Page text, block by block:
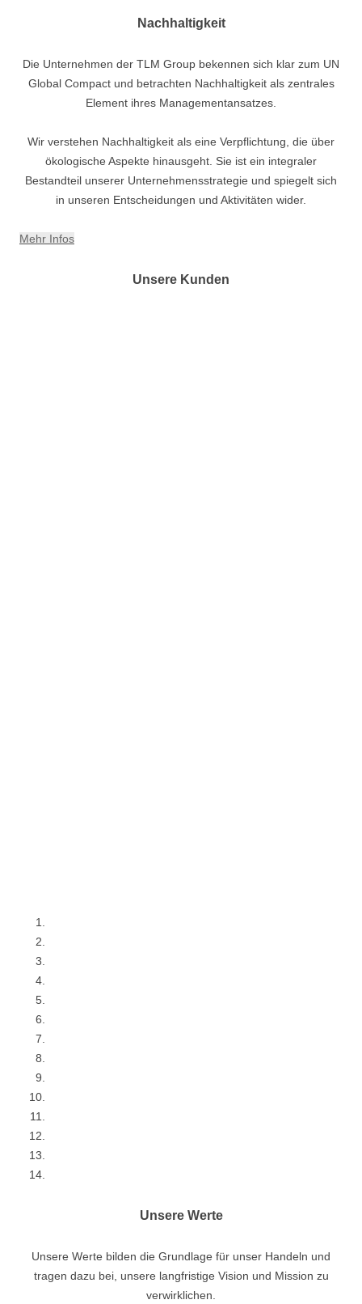
Nachhaltigkeit
Die Unternehmen der TLM Group bekennen sich klar zum UN
Global Compact und betrachten Nachhaltigkeit als zentrales
Element ihres Managementansatzes.
Wir verstehen Nachhaltigkeit als eine Verpflichtung, die über
ökologische Aspekte hinausgeht. Sie ist ein integraler
Bestandteil unserer Unternehmensstrategie und spiegelt sich
in unseren Entscheidungen und Aktivitäten wider.
Mehr Infos
Unsere Kunden
Unsere Werte
Unsere Werte bilden die Grundlage für unser Handeln und
tragen dazu bei, unsere langfristige Vision und Mission zu
verwirklichen.